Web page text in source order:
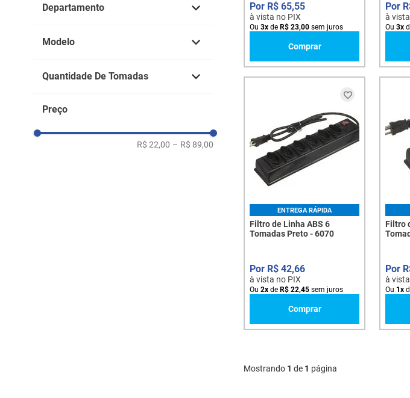
Departamento
Modelo
Metálico
Quantidade De Tomadas
4 Tomadas
Preço
R$ 22,00 – R$ 89,00
R$ 65,55
à vista no PIX
Ou 3x de R$ 23,00 sem juros
Comprar
à
Ou 3x
ENTREGA RÁPIDA
Filtro de Linha ABS 6
Tomadas Preto - 6070
R$ 42,66
à vista no PIX
Ou 2x de R$ 22,45 sem juros
Comprar
Filtro
à
Ou 1 x
Mostrando 1 de 1 página